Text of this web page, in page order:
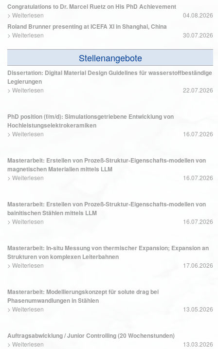
Congratulations to Dr. Marcel Ruetz on His PhD Achievement
> Weiterlesen 04.08.2026
Roland Brunner presenting at ICEFA XI in Shanghai, China
> Weiterlesen 30.07.2026
Stellenangebote
Dissertation: Digital Material Design Guidelines für wasserstoffbeständige
Legierungen
> Weiterlesen 22.07.2026
PhD position (f/m/d): Simulationsgetriebene Entwicklung von
Hochleistungselektrokeramiken
> Weiterlesen 16.07.2026
Masterarbeit: Erstellen von Prozeß-Struktur-Eigenschafts-modellen von
magnetischen Materialien mittels LLM
> Weiterlesen 16.07.2026
Masterarbeit: Erstellen von Prozeß-Struktur-Eigenschafts-modellen von
bainitischen Stählen mittels LLM
> Weiterlesen 16.07.2026
Masterarbeit: In-situ Messung von thermischer Expansion; Expansion an
Strukturen von komplexen Leiterbahnen
> Weiterlesen 17.06.2026
Masterarbeit: Modellierungskonzept für solute drag bei
Phasenumwandlungen in Stählen
> Weiterlesen 13.05.2026
Auftragsabwicklung / Junior Controlling (20 Wochenstunden)
> Weiterlesen 13.03.2026